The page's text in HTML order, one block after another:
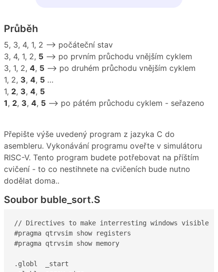
Průběh
5, 3, 4, 1, 2 –> počáteční stav
3, 4, 1, 2, 5 –> po prvním průchodu vnějším cyklem
3, 1, 2, 4, 5 –> po druhém průchodu vnějším cyklem
1, 2, 3, 4, 5 …
1, 2, 3, 4, 5
1, 2, 3, 4, 5 –> po pátém průchodu cyklem - seřazeno
Přepište výše uvedený program z jazyka C do
asembleru. Vykonávání programu oveřte v simulátoru
RISC-V. Tento program budete potřebovat na příštím
cvičení - to co nestihnete na cvičeních bude nutno
dodělat doma..
Soubor buble_sort.S
// Directives to make interresting windows visible
#pragma qtrvsim show registers
#pragma qtrvsim show memory
.globl  _start